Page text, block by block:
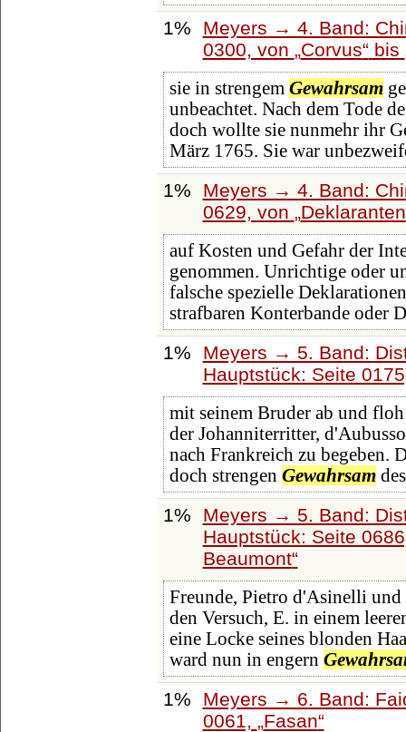
1%
Meyers → 4. Band:
0300, von Corvus bis
sie in strengem Gewahrsam
unbeachtet. Nach dem Tode
doch wollte sie nunmehr ihr
März 1765. Sie war
1%
Meyers → 4. Band:
0629, von Deklaranten
auf Kosten und Gefahr der
genommen. Unrichtige oder
falsche spezielle
strafbaren Konterbande oder
1%
Meyers → 5. Band:
Hauptstück: Seite
mit seinem Bruder ab und
der Johanniterritter,
nach Frankreich zu begeben.
doch strengen Gewahrsam
1%
Meyers → 5. Band:
Hauptstück: Seite
Beaumont
Freunde, Pietro d'Asinelli
den Versuch, E. in einem
eine Locke seines blonden
ward nun in engern
1%
Meyers → 6. Band:
0061,
Fasan